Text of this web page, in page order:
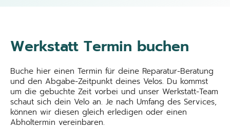
Werkstatt Termin buchen
Buche hier einen Termin für deine Reparatur-Beratung
und den Abgabe-Zeitpunkt deines Velos. Du kommst
um die gebuchte Zeit vorbei und unser Werkstatt-Team
schaut sich dein Velo an. Je nach Umfang des Services,
können wir diesen gleich erledigen oder einen
Abholtermin vereinbaren.